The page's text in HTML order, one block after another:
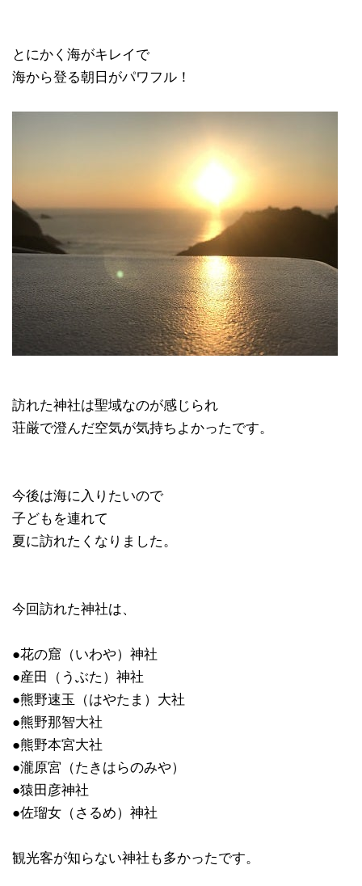
とにかく海がキレイで
海から登る朝日がパワフル！
訪れた神社は聖域なのが感じられ
荘厳で澄んだ空気が気持ちよかったです。
今後は海に入りたいので
子どもを連れて
夏に訪れたくなりました。
今回訪れた神社は、
●花の窟（いわや）神社
●産田（うぶた）神社
●熊野速玉（はやたま）大社
●熊野那智大社
●熊野本宮大社
●瀧原宮（たきはらのみや）
●猿田彦神社
●佐瑠女（さるめ）神社
観光客が知らない神社も多かったです。